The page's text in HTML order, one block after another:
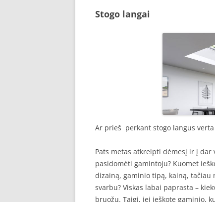
Stogo langai
Ar prieš perkant stogo langus
Pats metas atkreipti dėmesį ir į dar
pasidomėti gamintoju? Kuomet
dizainą, gaminio tipą, kainą, tačiau
svarbu? Viskas labai paprasta –
bruožų. Taigi, jei ieškote gaminio,